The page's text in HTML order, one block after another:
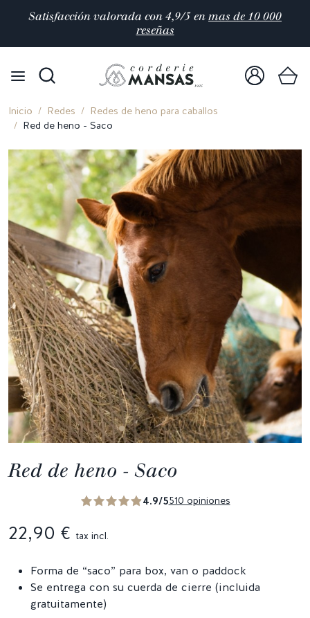
Satisfacción valorada con 4,9/5 en mas de 10 000
reseñas
Inicio Redes
Redes de heno para caballos
Red de heno - Saco
Red de heno - Saco
4.9/5510 opiniones
22,90 € tax incl.
Forma de “saco” para box, van o paddock
Se entrega con su cuerda de cierre (incluida
gratuitamente)